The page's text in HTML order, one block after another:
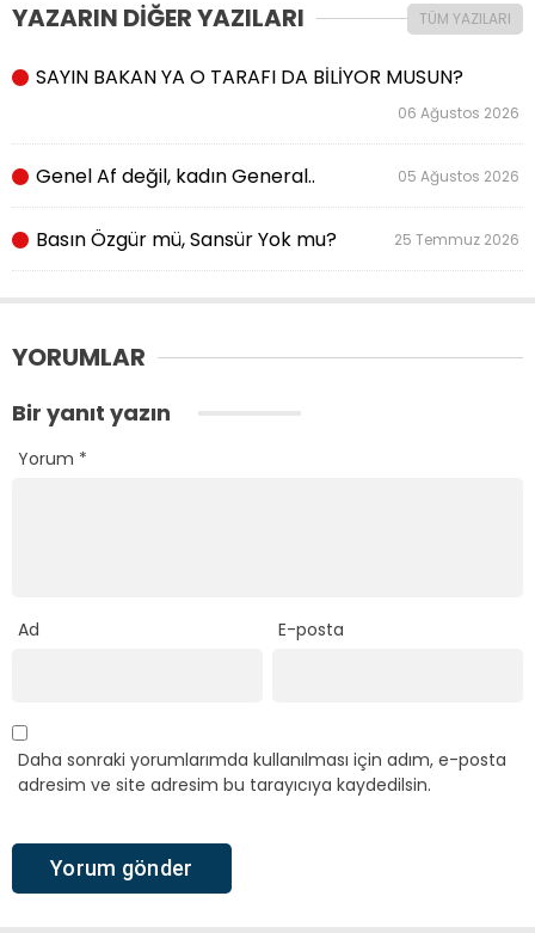
YAZARIN DİĞER YAZILARI TÜM YAZILARI
SAYIN BAKAN YA O TARAFI DA BİLİYOR MUSUN?
06 Ağustos 2026
Genel Af değil, kadın General.. 05 Ağustos 2026
Basın Özgür mü, Sansür Yok mu? 25 Temmuz 2026
YORUMLAR
Bir yanıt yazın
Yorum *
Ad E-posta
Daha sonraki yorumlarımda kullanılması için adım, e-posta
adresim ve site adresim bu tarayıcıya kaydedilsin.